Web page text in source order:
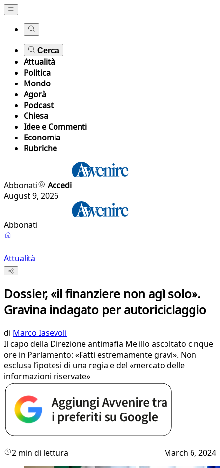
Cerca
Attualità
Politica
Mondo
Agorà
Podcast
Chiesa
Idee e Commenti
Economia
Rubriche
Abbonati
Accedi
August 9, 2026
Abbonati
Attualità
Dossier, «il finanziere non agì solo».
Gravina indagato per autoriciclaggio
di Marco Iasevoli
Il capo della Direzione antimafia Melillo ascoltato cinque
ore in Parlamento: «Fatti estremamente gravi». Non
esclusa l’ipotesi di una regia e del «mercato delle
informazioni riservate»
2 min di lettura March 6, 2024